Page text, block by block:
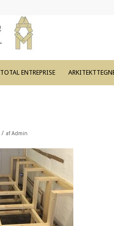
TOTAL ENTREPRISE
/ afAdmin